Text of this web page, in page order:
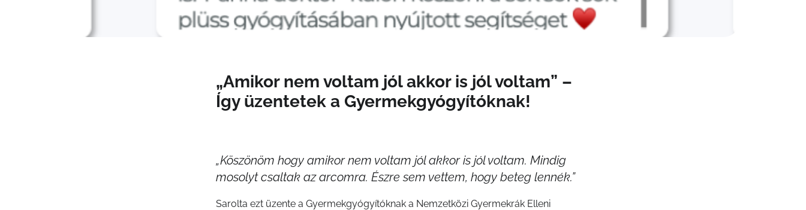
„Amikor nem voltam jól akkor is jól voltam” –
Így üzentetek a Gyermekgyógyítóknak!
„Köszönöm hogy amikor nem voltam jól akkor is jól voltam. Mindig
mosolyt csaltak az arcomra. Észre sem vettem, hogy beteg lennék.”
Sarolta ezt üzente a Gyermekgyógyítóknak a Nemzetközi Gyermekrák Elleni